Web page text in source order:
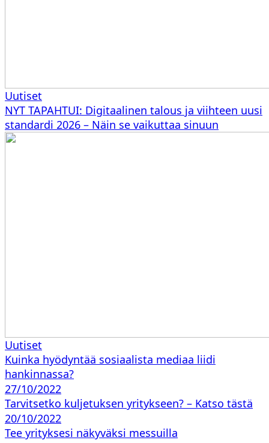
Uutiset
NYT TAPAHTUI: Digitaalinen talous ja viihteen uusi
standardi 2026 – Näin se vaikuttaa sinuun
Uutiset
Kuinka hyödyntää sosiaalista mediaa liidi
hankinnassa?
27/10/2022
Tarvitsetko kuljetuksen yritykseen? – Katso tästä
20/10/2022
Tee yrityksesi näkyväksi messuilla